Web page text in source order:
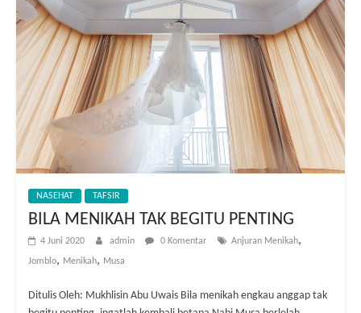
NASEHAT TAFSIR
BILA MENIKAH TAK BEGITU PENTING
4 Juni 2020 admin 0 Komentar Anjuran Menikah,
Jomblo, Menikah, Musa
Ditulis Oleh: Mukhlisin Abu Uwais Bila menikah engkau anggap tak